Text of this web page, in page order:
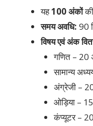
यह100 अंकोंकी
समय अवधि: 90
विषय एवं अंक
गणित –
सामान्य
अंग्रेजी –
ओड़िया –
कंप्यूटर –